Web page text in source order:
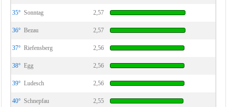
35° Sonntag 2,57
36° Bezau 2,57
37° Riefensberg 2,56
38° Egg 2,56
39° Ludesch 2,56
40° Schnepfau 2,55